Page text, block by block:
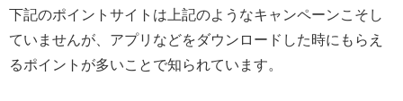
下記のポイントサイトは上記のようなキャンペーンこそし
ていませんが、アプリなどをダウンロードした時にもらえ
るポイントが多いことで知られています。